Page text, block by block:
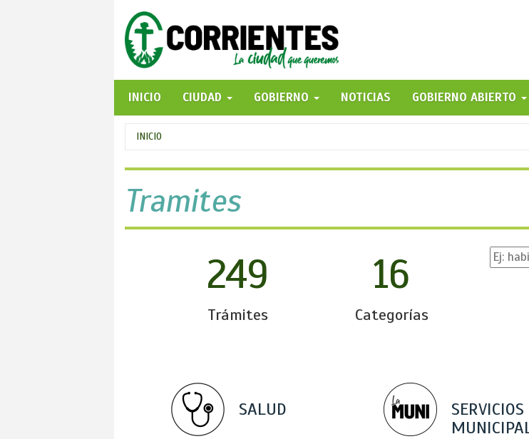
INICIO
CIUDAD GOBIERNO NOTICIAS GOBIERNO ABIERTO
Se
encuentra
usted
aquí
INICIO
Tramites
249
Trámites
16
Categorías
SALUD
SERVICIOS